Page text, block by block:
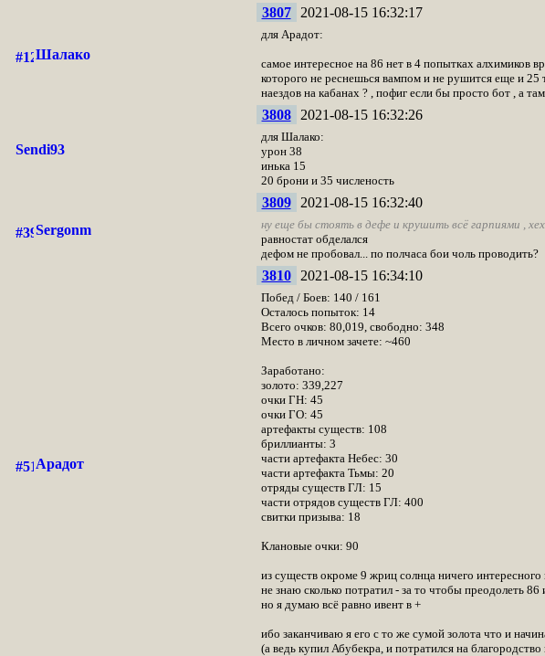
Шалако
3807 2021-08-15 16:32:17
для Арадот:
самое интересное на 86 нет в 4 попытках алхимиков
которого не реснешься вампом и не рушится еще и
наездов на кабанах ? , пофиг если бы просто бот , а
Sendi93
3808 2021-08-15 16:32:26
для Шалако:
урон 38
инька 15
20 брони и 35 численость
Sergonm
3809 2021-08-15 16:32:40
ну еще бы стоять в дефе и крушить всё гарпиями ,
равностат обделался
дефом не пробовал... по полчаса бои чоль проводить?
Арадот
3810 2021-08-15 16:34:10
Побед / Боев: 140 / 161
Осталось попыток: 14
Всего очков: 80,019, свободно: 348
Место в личном зачете: ~460
Заработано:
золото: 339,227
очки ГН: 45
очки ГО: 45
артефакты существ: 108
бриллианты: 3
части артефакта Небес: 30
части артефакта Тьмы: 20
отряды существ ГЛ: 15
части отрядов существ ГЛ: 400
свитки призыва: 18
Клановые очки: 90
из существ окроме 9 жриц солнца ничего интересного
не знаю сколько потратил - за то чтобы преодолеть
но я думаю всё равно ивент в +
ибо заканчиваю я его с то же сумой золота что и
(а ведь купил Абубекра, и потратился на